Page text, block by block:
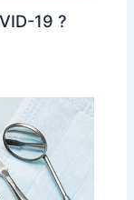
19 ?